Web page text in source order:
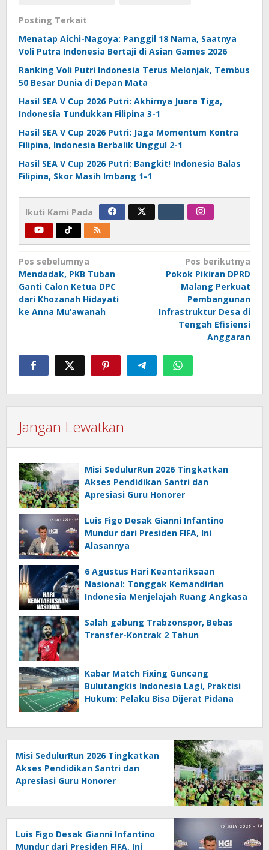
Posting Terkait
Menatap Aichi-Nagoya: Panggil 18 Nama, Saatnya
Voli Putra Indonesia Bertaji di Asian Games 2026
Ranking Voli Putri Indonesia Terus Melonjak, Tembus
50 Besar Dunia di Depan Mata
Hasil SEA V Cup 2026 Putri: Akhirnya Juara Tiga,
Indonesia Tundukkan Filipina 3-1
Hasil SEA V Cup 2026 Putri: Jaga Momentum Kontra
Filipina, Indonesia Berbalik Unggul 2-1
Hasil SEA V Cup 2026 Putri: Bangkit! Indonesia Balas
Filipina, Skor Masih Imbang 1-1
Ikuti Kami Pada
Navigasi
pos
Pos sebelumnya
Mendadak, PKB Tuban
Ganti Calon Ketua DPC
dari Khozanah Hidayati
ke Anna Mu’awanah
Pos berikutnya
Pokok Pikiran DPRD
Malang Perkuat
Pembangunan
Infrastruktur Desa di
Tengah Efisiensi
Anggaran
Jangan Lewatkan
Misi SedulurRun 2026 Tingkatkan
Akses Pendidikan Santri dan
Apresiasi Guru Honorer
Luis Figo Desak Gianni Infantino
Mundur dari Presiden FIFA, Ini
Alasannya
6 Agustus Hari Keantariksaan
Nasional: Tonggak Kemandirian
Indonesia Menjelajah Ruang Angkasa
Salah gabung Trabzonspor, Bebas
Transfer-Kontrak 2 Tahun
Kabar Match Fixing Guncang
Bulutangkis Indonesia Lagi, Praktisi
Hukum: Pelaku Bisa Dijerat Pidana
Misi SedulurRun 2026 Tingkatkan
Akses Pendidikan Santri dan
Apresiasi Guru Honorer
Luis Figo Desak Gianni Infantino
Mundur dari Presiden FIFA, Ini